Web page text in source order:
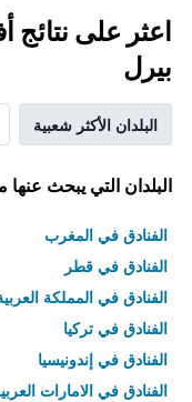
اعثر على
بيرل
البلدان الأكثر شعبية
البلدان التي يبحث عنها
الفنادق في المغرب
الفنادق في قطر
الفنادق في المملكة
الفنادق في تركيا
الفنادق في إندونيسيا
الفنادق في الامارات